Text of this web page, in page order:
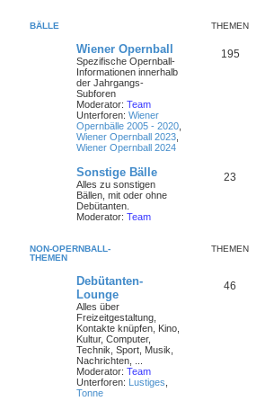
BÄLLE THEMEN
Wiener Opernball
Spezifische Opernball-
Informationen innerhalb
der Jahrgangs-
Subforen
Moderator: Team
Unterforen: Wiener
Opernbälle 2005 - 2020
Wiener Opernball 2023
Wiener Opernball 2024
195
Sonstige Bälle
Alles zu sonstigen
Bällen, mit oder ohne
Debütanten.
Moderator: Team
23
NON-OPERNBALL-
THEMEN
THEMEN
Debütanten-
Lounge
Alles über
Freizeitgestaltung,
Kontakte knüpfen, Kino,
Kultur, Computer,
Technik, Sport, Musik,
Nachrichten, ...
Moderator: Team
Unterforen: Lustiges
Tonne
46